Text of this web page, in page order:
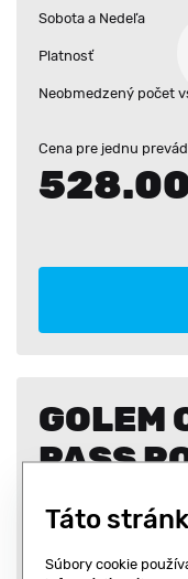
Sobota a Nedeľa
Platnosť
Neobmedzený počet
Cena pre jednu
GOLEM
PASS
Táto
Súbory cookie